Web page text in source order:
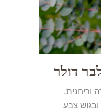
וריחנית,